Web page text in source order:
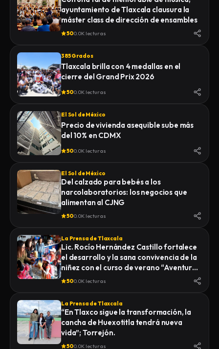
ayuntamiento de Tlaxcala clausura la
máster class de dirección de ensambles
500.0K lecturas
385 Grados
Tlaxcala brilla con 4 medallas en el
cierre del Grand Prix 2026
500.0K lecturas
El Sol de México
Precio de vivienda asequible sube más
del 10% en CDMX
500.0K lecturas
El Sol de México
Del calzado para bebés a los
narcolaboratorios: los negocios que
alimentan al CJNG
500.0K lecturas
La Prensa de Tlaxcala
Lic. Rocío Hernández Castillo fortalece
el desarrollo y la sana convivencia de la
niñez con el curso de verano “Aventuras
Diferentes”.
500.0K lecturas
La Prensa de Tlaxcala
“En Tlaxco sigue la transformación, la
cancha de Huexotitla tendrá nueva
vida”; Torrejón.
500.0K lecturas